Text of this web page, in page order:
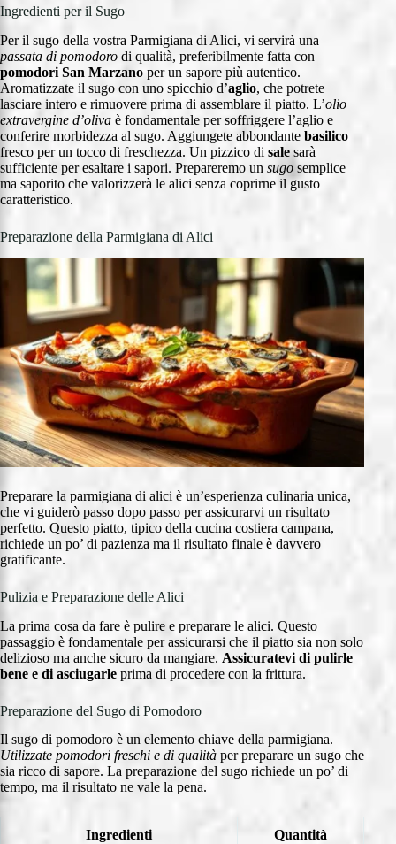
Ingredienti per il Sugo
Per il sugo della vostra Parmigiana di Alici, vi servirà una
passata di pomodoro di qualità, preferibilmente fatta con
pomodori San Marzano per un sapore più autentico.
Aromatizzate il sugo con uno spicchio d’aglio, che potrete
lasciare intero e rimuovere prima di assemblare il piatto. L’olio
extravergine d’oliva è fondamentale per soffriggere l’aglio e
conferire morbidezza al sugo. Aggiungete abbondante basilico
fresco per un tocco di freschezza. Un pizzico di sale sarà
sufficiente per esaltare i sapori. Prepareremo un sugo semplice
ma saporito che valorizzerà le alici senza coprirne il gusto
caratteristico.
Preparazione della Parmigiana di Alici
Preparare la parmigiana di alici è un’esperienza culinaria unica,
che vi guiderò passo dopo passo per assicurarvi un risultato
perfetto. Questo piatto, tipico della cucina costiera campana,
richiede un po’ di pazienza ma il risultato finale è davvero
gratificante.
Pulizia e Preparazione delle Alici
La prima cosa da fare è pulire e preparare le alici. Questo
passaggio è fondamentale per assicurarsi che il piatto sia non solo
delizioso ma anche sicuro da mangiare. Assicuratevi di pulirle
bene e di asciugarle prima di procedere con la frittura.
Preparazione del Sugo di Pomodoro
Il sugo di pomodoro è un elemento chiave della parmigiana.
Utilizzate pomodori freschi e di qualità per preparare un sugo che
sia ricco di sapore. La preparazione del sugo richiede un po’ di
tempo, ma il risultato ne vale la pena.
Ingredienti Quantità